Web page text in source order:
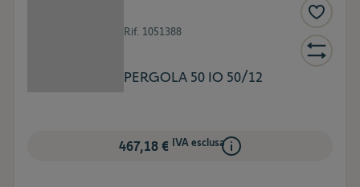
Rif. 1051388
PERGOLA 50 IO 50/12
467,18 € IVA esclusa